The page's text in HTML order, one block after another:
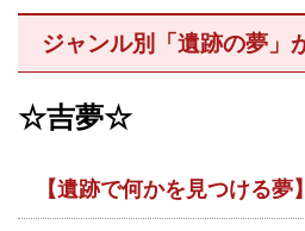
ジャンル別「遺跡の夢」
☆吉夢☆
【遺跡で何かを見つける夢】